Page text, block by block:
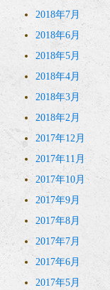
2018年7月
2018年6月
2018年5月
2018年4月
2018年3月
2018年2月
2017年12月
2017年11月
2017年10月
2017年9月
2017年8月
2017年7月
2017年6月
2017年5月